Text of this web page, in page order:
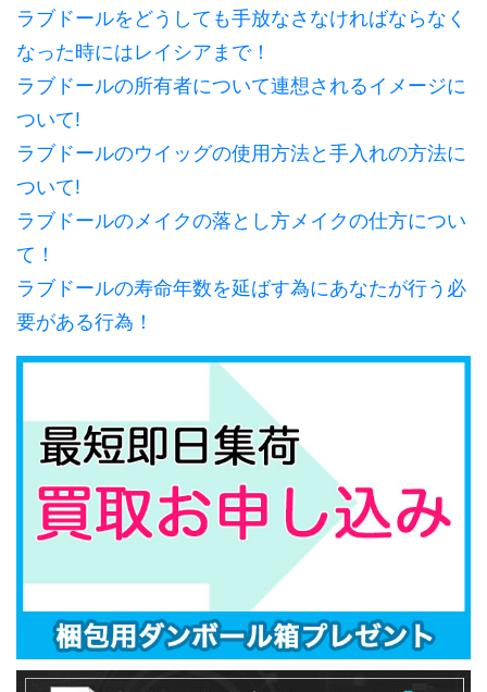
ラブドールをどうしても手放なさなければならなく
なった時にはレイシアまで！
ラブドールの所有者について連想されるイメージに
ついて!
ラブドールのウイッグの使用方法と手入れの方法に
ついて!
ラブドールのメイクの落とし方メイクの仕方につい
て！
ラブドールの寿命年数を延ばす為にあなたが行う必
要がある行為！